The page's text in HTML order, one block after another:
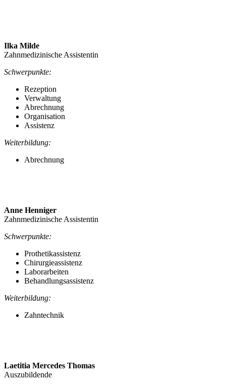
Ilka Milde
Zahnmedizinische Assistentin
Schwerpunkte:
Rezeption
Verwaltung
Abrechnung
Organisation
Assistenz
Weiterbildung:
Abrechnung
Anne Henniger
Zahnmedizinische Assistentin
Schwerpunkte:
Prothetikassistenz
Chirurgieassistenz
Laborarbeiten
Behandlungsassistenz
Weiterbildung:
Zahntechnik
Laetitia Mercedes Thomas
Auszubildende